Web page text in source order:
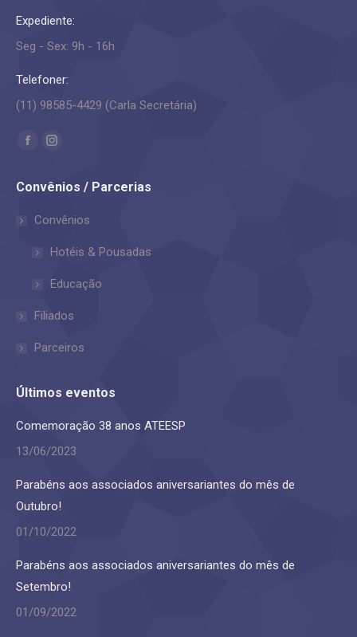
Expediente:
Seg - Sex: 9h - 16h
Telefoner:
(11) 98585-4429 (Carla Secretária)
Encontre-nos em:
Facebook
opens
window
Instagram
opens
window
Convênios / Parcerias
Convênios
Hotéis & Pousadas
Educação
Filiados
Parceiros
Últimos eventos
Comemoração 38 anos ATEESP
13/06/2023
Parabéns aos associados aniversariantes do mês de
Outubro!
01/10/2022
Parabéns aos associados aniversariantes do mês de
Setembro!
01/09/2022